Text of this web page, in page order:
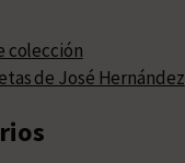
colección
de José Hernández